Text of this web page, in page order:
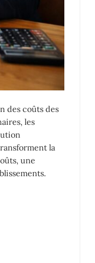
des coûts des
les
la
une